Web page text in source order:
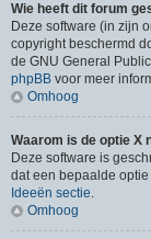
Wie heeft dit forum
Deze software (in zijn
copyright beschermd
de GNU General
phpBB voor meer
Omhoog
Waarom is de optie X
Deze software is
dat een bepaalde
Ideeën sectie.
Omhoog